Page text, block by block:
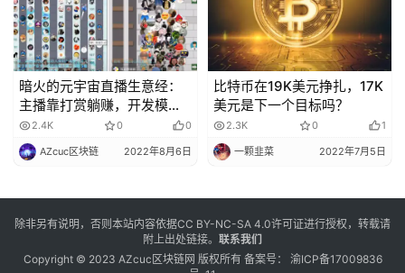
暗火的元宇宙直播生意经：
主播靠打赏躺赚，开发模版
月入超十万
2.4K 0 0
AZcuc区块链 2022年8月6日
比特币在19K美元挣扎，17K
美元是下一个目标吗？
2.3K 0 1
一颗韭菜 2022年7月5日
除非另有说明，否则本站内容依据CC BY-NC-SA 4.0许可证进行授权，转载请
附上出处链接。 联系我们
Copyright © 2023 AZcuc区块链网 版权所有 备案号： 渝ICP备17009836